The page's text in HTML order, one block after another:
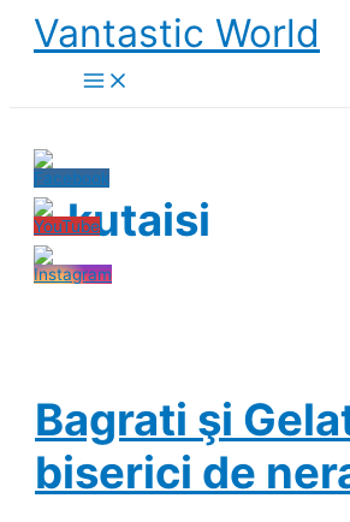
Skip
content
Vantastic World
kutaisi
Bagrati şi
biserici de